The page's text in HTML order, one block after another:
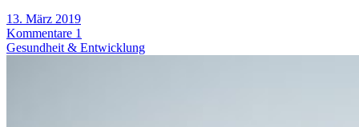
13. März 2019
Kommentare 1
Gesundheit & Entwicklung